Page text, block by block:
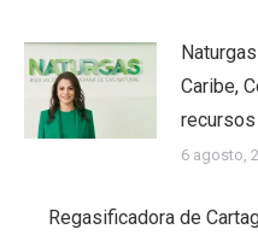
Caribe,
recursos
6 agosto,
Regasificadora de